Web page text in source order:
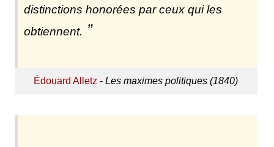
distinctions honorées par ceux qui les
obtiennent.
Édouard Alletz -Les maximes politiques (1840)